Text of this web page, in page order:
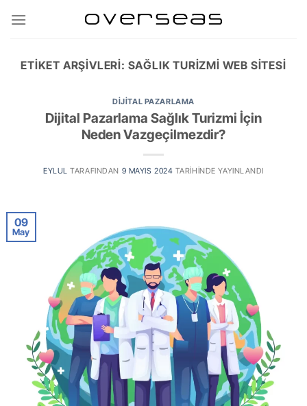
atla
ETIKET ARŞIVLERI: SAĞLIK TURIZMI WEB SITESI
DIJITAL PAZARLAMA
Dijital Pazarlama Sağlık Turizmi İçin
Neden Vazgeçilmezdir?
EYLUL TARAFINDAN 9 MAYIS 2024 TARIHINDE YAYINLANDI
09
May